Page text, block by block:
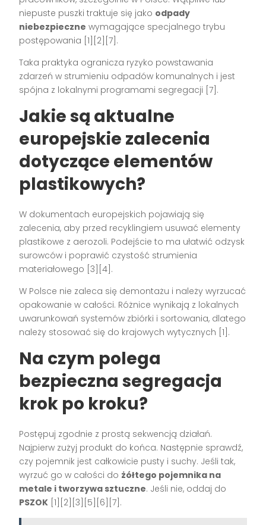
niepuste puszki traktuje się jako odpady
niebezpieczne wymagające specjalnego trybu
postępowania [1][2][7].
Taka praktyka ogranicza ryzyko powstawania
zdarzeń w strumieniu odpadów komunalnych i jest
spójna z lokalnymi programami segregacji [7].
Jakie są aktualne
europejskie zalecenia
dotyczące elementów
plastikowych?
W dokumentach europejskich pojawiają się
zalecenia, aby przed recyklingiem usuwać elementy
plastikowe z aerozoli. Podejście to ma ułatwić odzysk
surowców i poprawić czystość strumienia
materiałowego [3][4].
W Polsce nie zaleca się demontażu i należy wyrzucać
opakowanie w całości. Różnice wynikają z lokalnych
uwarunkowań systemów zbiórki i sortowania, dlatego
należy stosować się do krajowych wytycznych [1].
Na czym polega
bezpieczna segregacja
krok po kroku?
Postępuj zgodnie z prostą sekwencją działań.
Najpierw zużyj produkt do końca. Następnie sprawdź,
czy pojemnik jest całkowicie pusty i suchy. Jeśli tak,
wyrzuć go w całości do żółtego pojemnika na
metale i tworzywa sztuczne. Jeśli nie, oddaj do
PSZOK [1][2][3][5][6][7].